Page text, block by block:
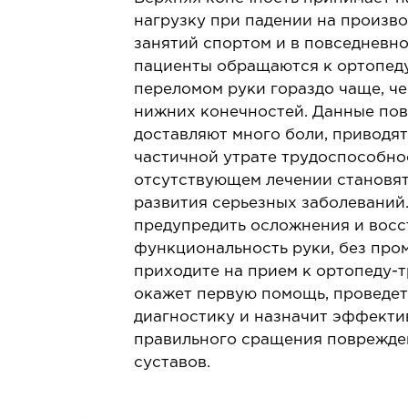
Абдоминальная хирургия
Проктология
Бариатрическая хирургия
Челюстно-лицевая хирургия
Герниология
ТЕРАПЕВТИЧЕСКОЕ
НАПРАВЛЕНИЕ
нагрузку при падении на
занятий спортом и в
пациенты обращаются к
переломом руки гораздо чаще,
нижних конечностей. Данные
доставляют много боли,
частичной утрате
отсутствующем лечении
развития серьезных
предупредить осложнения и
функциональность руки, без
приходите на прием к ортопеду-
окажет первую помощь,
диагностику и назначит
правильного сращения
суставов.